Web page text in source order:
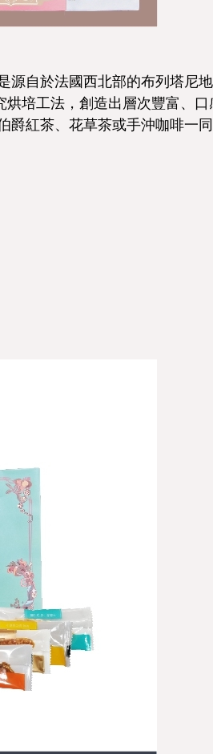
源自於法國西北部的布列塔尼
培工法，創造出層次豐富、
紅茶、花草茶或手沖咖啡一同